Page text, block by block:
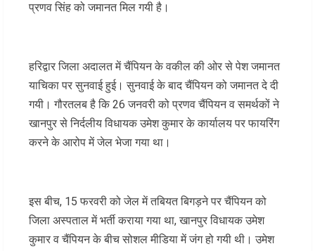
प्रणव सिंह को जमानत मिल गयी है।
हरिद्वार जिला अदालत में चैंपियन के वकील की ओर से पेश जमानत
याचिका पर सुनवाई हुई। सुनवाई के बाद चैंपियन को जमानत दे दी
गयी। गौरतलब है कि 26 जनवरी को प्रणव चैंपियन व समर्थकों ने
खानपुर से निर्दलीय विधायक उमेश कुमार के कार्यालय पर फायरिंग
करने के आरोप में जेल भेजा गया था।
इस बीच, 15 फरवरी को जेल में तबियत बिगड़ने पर चैंपियन को
जिला अस्पताल में भर्ती कराया गया था, खानपुर विधायक उमेश
कुमार व चैंपियन के बीच सोशल मीडिया में जंग हो गयी थी। उमेश